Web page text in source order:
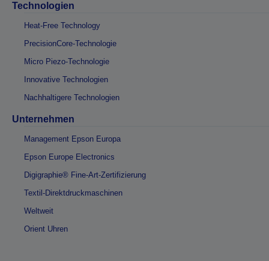
Technologien
Heat-Free Technology
PrecisionCore-Technologie
Micro Piezo-Technologie
Innovative Technologien
Nachhaltigere Technologien
Unternehmen
Management Epson Europa
Epson Europe Electronics
Digigraphie® Fine-Art-Zertifizierung
Textil-Direktdruckmaschinen
Weltweit
Orient Uhren